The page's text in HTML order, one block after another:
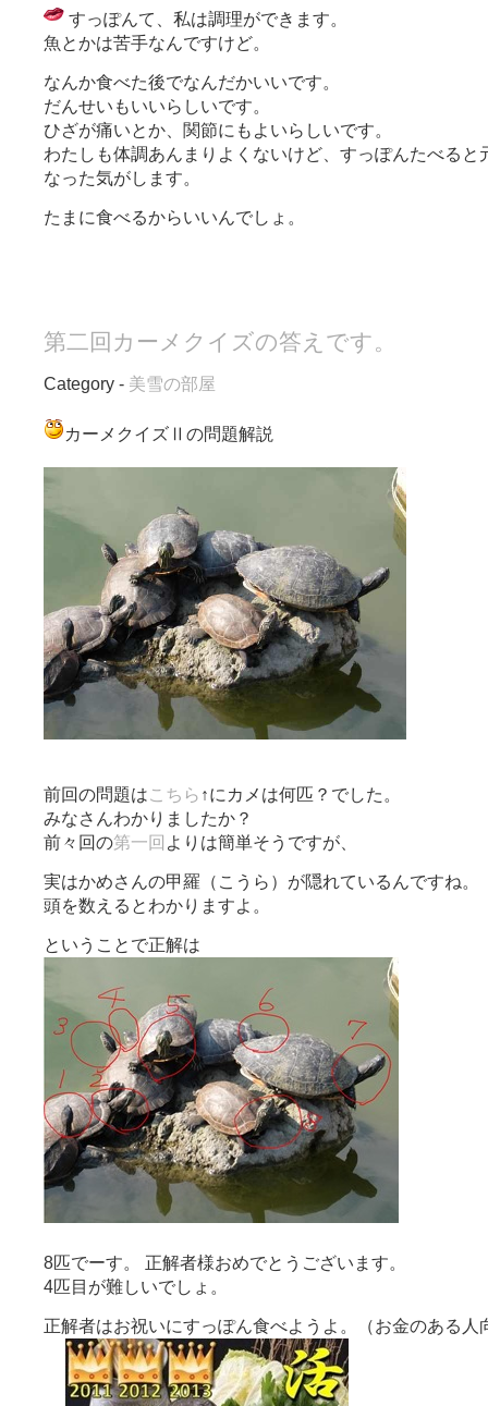
すっぽんて、私は調理ができます。
魚とかは苦手なんですけど。
なんか食べた後でなんだかいいです。
だんせいもいいらしいです。
ひざが痛いとか、関節にもよいらしいです。
わたしも体調あんまりよくないけど、すっぽんたべると
なった気がします。
たまに食べるからいいんでしょ。
第二回カーメクイズの答えです。
Category - 美雪の部屋
カーメクイズⅡの問題解説
前回の問題はこちら ↑にカメは何匹？でした。
みなさんわかりましたか？
前々回の第一回 よりは簡単そうですが、
実はかめさんの甲羅（こうら）が隠れているんですね。
頭を数えるとわかりますよ。
ということで正解は
8匹でーす。 正解者様おめでとうございます。
4匹目が難しいでしょ。
正解者はお祝いにすっぽん食べようよ。（お金のある人